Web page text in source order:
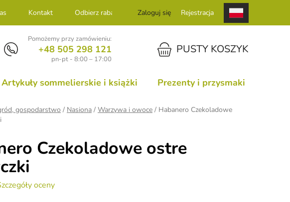
Kontakt Odbierz rabat Zaloguj się Rejestracja
Pomożemy przy zamówieniu:
+48 505 298 121
pn-pt - 8:00 – 17:00
KOSZYKPUSTY KOSZYK
Artykuły sommelierskie i książki Prezenty i przysmaki
gospodarstwo / Nasiona / Warzywa i owoce / Habanero Czekoladowe
Czekoladowe ostre
oceny